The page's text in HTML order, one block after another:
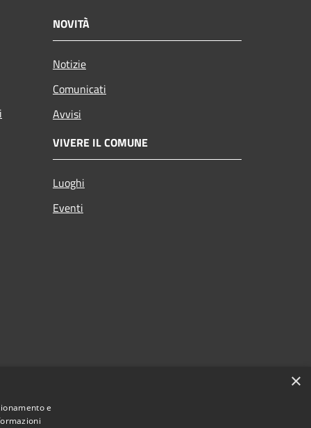
NOVITÀ
Notizie
Comunicati
Avvisi
VIVERE IL COMUNE
Luoghi
Eventi
×
e